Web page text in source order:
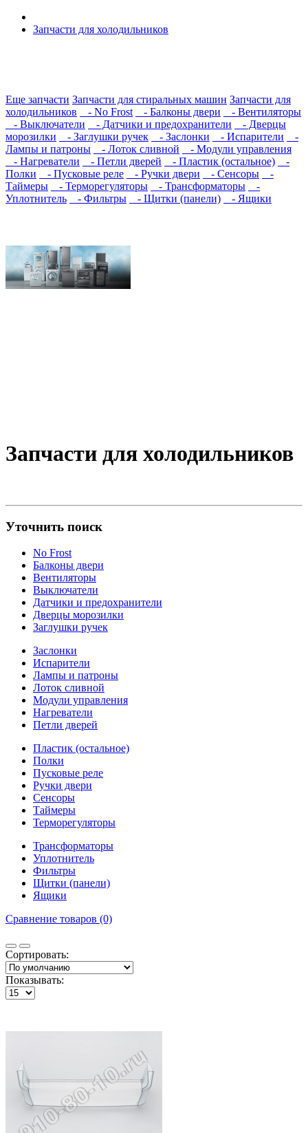
Запчасти для холодильников
Еще запчасти Запчасти для стиральных машин Запчасти для
холодильников
- No Frost - Балконы двери
- Вентиляторы
- Выключатели
- Датчики и предохранители
- Дверцы
морозилки
- Заглушки ручек - Заслонки - Испарители
-
Лампы и патроны
- Лоток сливной
- Модули управления
- Нагреватели
- Петли дверей - Пластик (остальное)
-
Полки
- Пусковые реле - Ручки двери - Сенсоры
-
Таймеры
- Терморегуляторы - Трансформаторы
-
Уплотнитель
- Фильтры - Щитки (панели) - Ящики
Запчасти для холодильников
Уточнить поиск
No Frost
Балконы двери
Вентиляторы
Выключатели
Датчики и предохранители
Дверцы морозилки
Заглушки ручек
Заслонки
Испарители
Лампы и патроны
Лоток сливной
Модули управления
Нагреватели
Петли дверей
Пластик (остальное)
Полки
Пусковые реле
Ручки двери
Сенсоры
Таймеры
Терморегуляторы
Трансформаторы
Уплотнитель
Фильтры
Щитки (панели)
Ящики
Сравнение товаров (0)
Сортировать:
Показывать: